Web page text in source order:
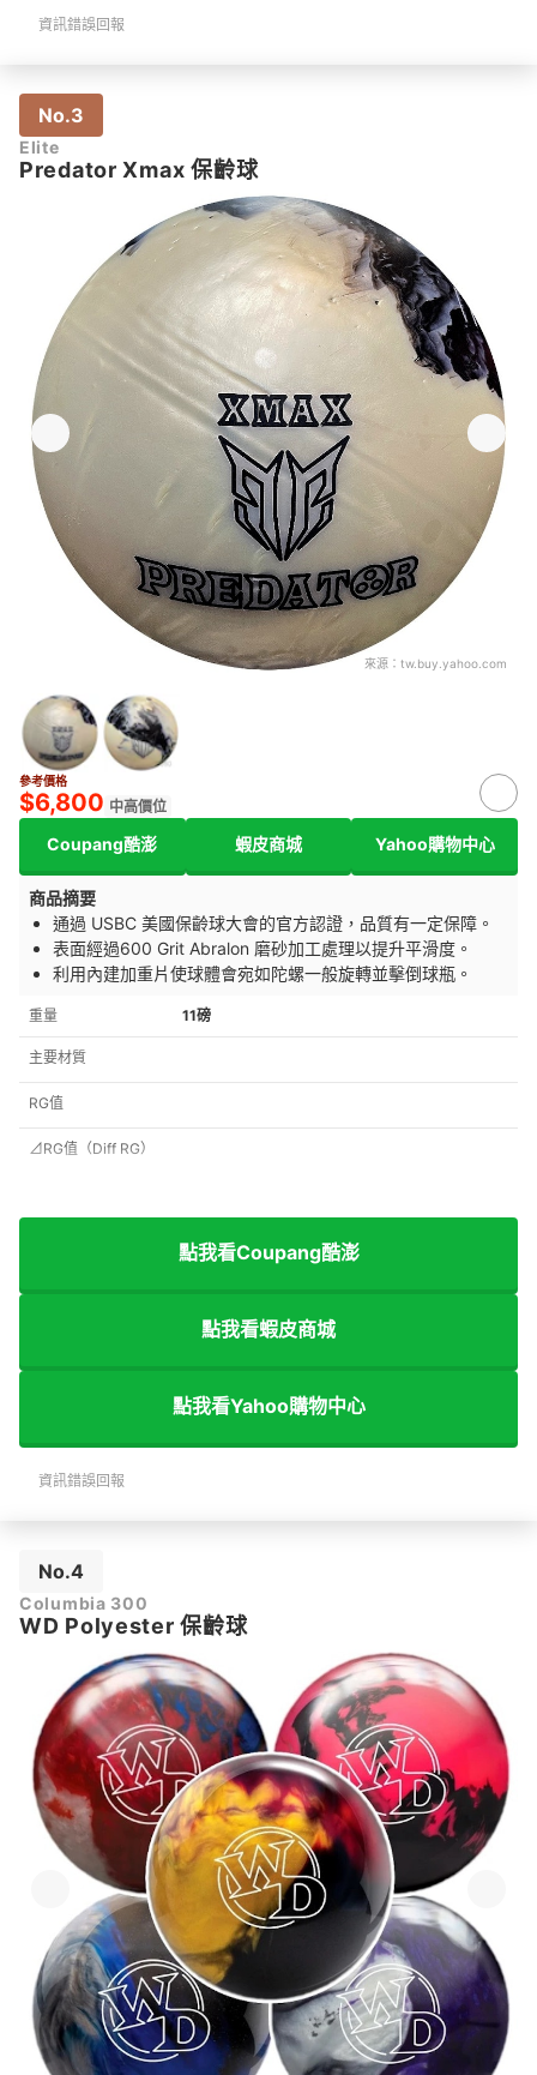
資訊錯誤回報
No.3
Elite
Predator Xmax 保齡球
來源： tw.buy.yahoo.com
參考價格
$6,800 中高價位
Coupang酷澎 蝦皮商城 Yahoo購物中心
商品摘要
通過 USBC 美國保齡球大會的官方認證，品質有一定保障。
表面經過600 Grit Abralon 磨砂加工處理以提升平滑度。
利用內建加重片使球體會宛如陀螺一般旋轉並擊倒球瓶。
重量 11磅
主要材質
RG值
⊿RG值（Diff RG）
點我看Coupang酷澎
點我看蝦皮商城
點我看Yahoo購物中心
資訊錯誤回報
No.4
Columbia 300
WD Polyester 保齡球